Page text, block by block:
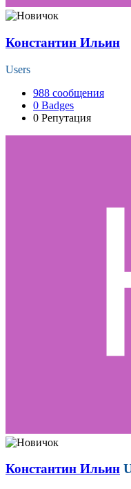
Константин Ильин
Users
988 сообщения
0 Badges
0 Репутация
Константин Ильин